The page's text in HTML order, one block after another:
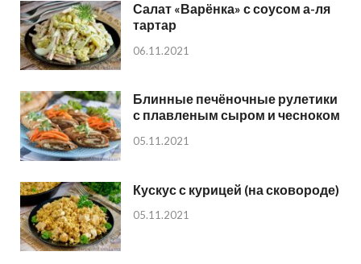
Салат «Варёнка» с соусом а-ля
тартар
06.11.2021
Блинные печёночные рулетики
с плавленым сыром и чесноком
05.11.2021
Кускус с курицей (на сковороде)
05.11.2021